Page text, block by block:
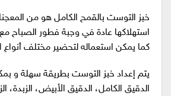
خبز التوست بالقمح الكامل هو من
استهلاكها عادة في وجبة فطور الصباح مع
كما يمكن استعماله لتحضير مختلف أنواع
يتم إعداد خبز التوست بطريقة سهلة و
الدقيق الكامل، الدقيق الأبيض، الزبدة،